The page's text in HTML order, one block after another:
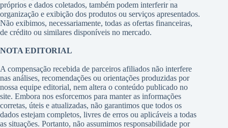
próprios e dados coletados, também podem interferir na
organização e exibição dos produtos ou serviços apresentados.
Não exibimos, necessariamente, todas as ofertas financeiras,
de crédito ou similares disponíveis no mercado.
NOTA EDITORIAL
A compensação recebida de parceiros afiliados não interfere
nas análises, recomendações ou orientações produzidas por
nossa equipe editorial, nem altera o conteúdo publicado no
site. Embora nos esforcemos para manter as informações
corretas, úteis e atualizadas, não garantimos que todos os
dados estejam completos, livres de erros ou aplicáveis a todas
as situações. Portanto, não assumimos responsabilidade por